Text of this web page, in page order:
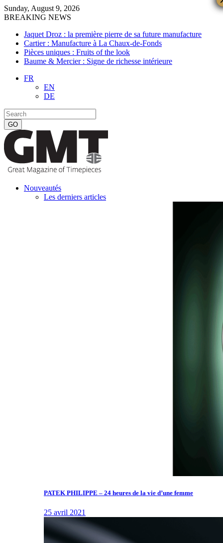
Sunday, August 9, 2026
BREAKING NEWS
Jaquet Droz : la première pierre de sa future manufacture
Cartier : Manufacture à La Chaux-de-Fonds
Pièces uniques : Fruits of the look
Baume & Mercier : Signe de richesse intérieure
FR
EN
DE
Nouveautés
Les derniers articles
PATEK PHILIPPE – 24 heures de la vie d’une femme
25 avril 2021